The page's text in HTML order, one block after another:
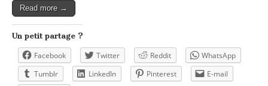
Read more →
Un petit partage ?
Facebook Twitter Reddit
WhatsApp
Tumblr
LinkedIn Pinterest
E-mail